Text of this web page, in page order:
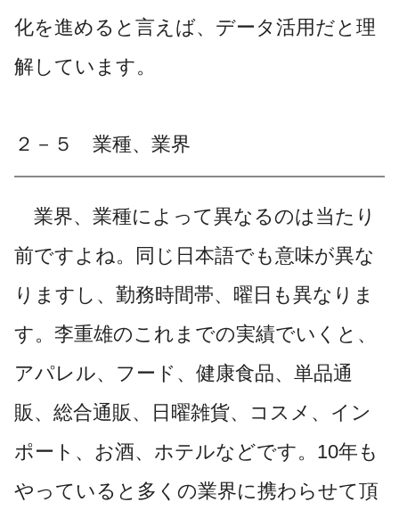
化を進めると言えば、データ活用だと理
解しています。
２－５ 業種、業界
業界、業種によって異なるのは当たり
前ですよね。同じ日本語でも意味が異な
りますし、勤務時間帯、曜日も異なりま
す。李重雄のこれまでの実績でいくと、
アパレル、フード、健康食品、単品通
販、総合通販、日曜雑貨、コスメ、イン
ポート、お酒、ホテルなどです。10年も
やっていると多くの業界に携わらせて頂